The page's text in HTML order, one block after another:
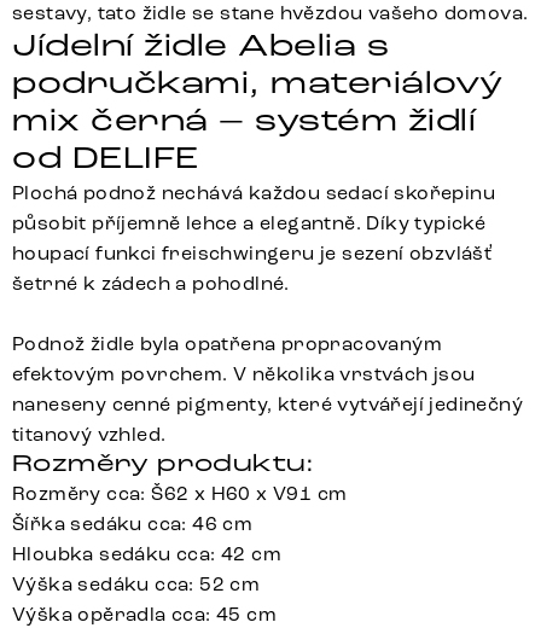
sestavy, tato židle se stane hvězdou vašeho domova.
Jídelní židle Abelia s
područkami, materiálový
mix černá – systém židlí
od DELIFE
Plochá podnož nechává každou sedací skořepinu
působit příjemně lehce a elegantně. Díky typické
houpací funkci freischwingeru je sezení obzvlášť
šetrné k zádech a pohodlné.
Podnož židle byla opatřena propracovaným
efektovým povrchem. V několika vrstvách jsou
naneseny cenné pigmenty, které vytvářejí jedinečný
titanový vzhled.
Rozměry produktu:
Rozměry cca: Š62 x H60 x V91 cm
Šířka sedáku cca: 46 cm
Hloubka sedáku cca: 42 cm
Výška sedáku cca: 52 cm
Výška opěradla cca: 45 cm